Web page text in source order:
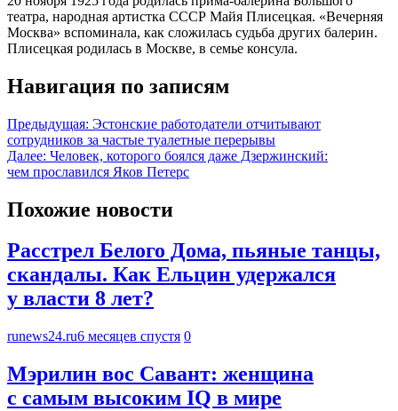
театра, народная артистка СССР Майя Плисецкая. «Вечерняя
Москва» вспоминала, как сложилась судьба других балерин.
Плисецкая родилась в Москве, в семье консула.
Навигация по записям
Предыдущая: Эстонские работодатели отчитывают
сотрудников за частые туалетные перерывы
Далее: Человек, которого боялся даже Дзержинский:
чем прославился Яков Петерс
Похожие новости
Расстрел Белого Дома, пьяные танцы,
скандалы. Как Ельцин удержался
у власти 8 лет?
runews24.ru6 месяцев спустя 0
Мэрилин вос Савант: женщина
с самым высоким IQ в мире